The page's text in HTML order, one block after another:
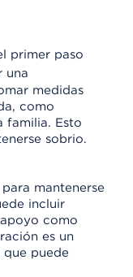
primer paso
una
medidas
como
familia. Esto
sobrio.
mantenerse
incluir
como
es un
puede